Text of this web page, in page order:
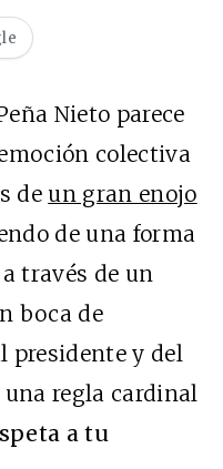
Nieto parece
colectiva
de un gran enojo
de una forma
través de un
boca de
presidente y del
regla cardinal
a tu